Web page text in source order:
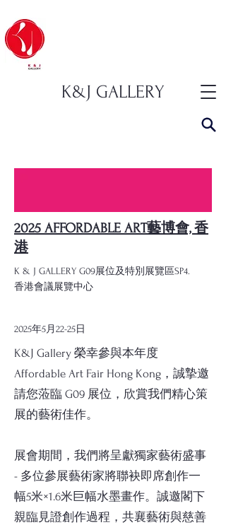
K&J GALLERY
2025 AFFORDABLE ART藝博會, 香
港
K & J GALLERY G09展位及特別展覽區SP4.
香港會議展覽中心
2025年5月22-25日
K&J Gallery 榮幸參與本年度
Affordable Art Fair Hong Kong，誠摯邀
請您蒞臨 G09 展位，欣賞我們精心策
展的藝術佳作。
展會期間，我們將呈獻獨家藝術盛事
- 多位參展藝術家將聯袂即席創作一
幅5米×1.6米巨幅水墨畫作。誠邀閣下
親臨見證創作過程，共襄藝術與慈善